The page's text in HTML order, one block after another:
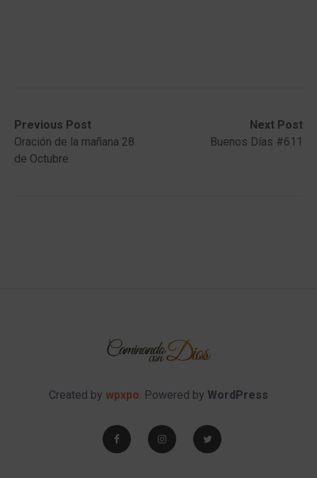
Post
navigation
Previous Post
Previous
post:Oración de la mañana 28
de Octubre
Next Post
Next
post:
Buenos Días #611
Created by wpxpo. Powered by WordPress